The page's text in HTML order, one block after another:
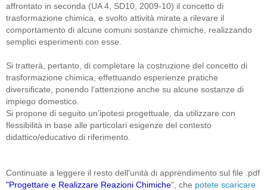
affrontato in seconda (UA 4, SD10, 2009-10) il concetto di
trasformazione chimica, e svolto attività mirate a rilevare il
comportamento di alcune comuni sostanze chimiche, realizzando
semplici esperimenti con esse.
Si tratterà, pertanto, di completare la costruzione del concetto di
trasformazione chimica, effettuando esperienze pratiche
diversificate, ponendo l’attenzione anche su alcune sostanze di
impiego domestico.
Si propone di seguito un’ipotesi progettuale, da utilizzare con
flessibilità in base alle particolari esigenze del contesto
didattico/educativo di riferimento.
Continuate a leggere il resto dell'unità di apprendimento sul file .pdf
"Progettare e Realizzare Reazioni Chimiche", che potete scaricare